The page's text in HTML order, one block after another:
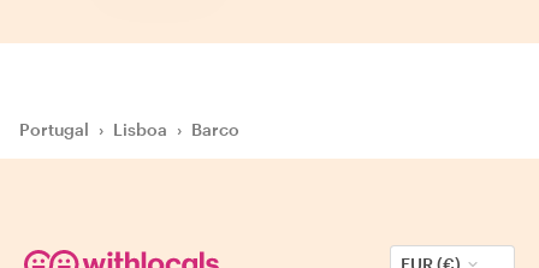
Portugal › Lisboa › Barco
EUR (€)